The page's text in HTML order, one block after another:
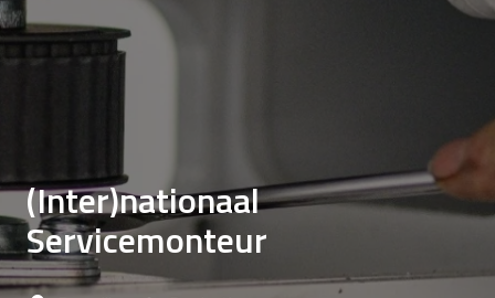
(Inter)nationaal
Servicemonteur